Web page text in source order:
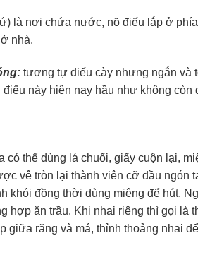
là nơi chứa nước, nõ điếu lắp ở
nhà.
tương tự điếu cày nhưng ngắn và
này hiện nay hầu như không
có thể dùng lá chuối, giấy cuộn lại,
vê tròn lại thành viên cỡ đầu ngón
khói đồng thời dùng miệng để hút.
hợp ăn trầu. Khi nhai riêng thì gọi là
giữa răng và má, thỉnh thoảng nhai